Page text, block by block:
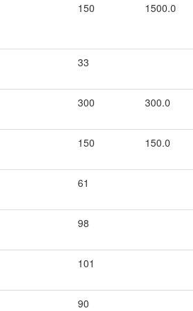
150 1500.0
33
300 300.0
150 150.0
61
98
101
90